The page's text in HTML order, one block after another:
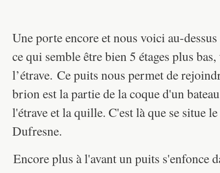
Une porte encore et nous voici au-
ce qui semble être bien 5 étages plus
l’étrave. Ce puits nous permet de
brion est la partie de la coque d'un
l'étrave et la quille. C'est là que se situe
Dufresne.
Encore plus à l'avant un puits s'enfonce